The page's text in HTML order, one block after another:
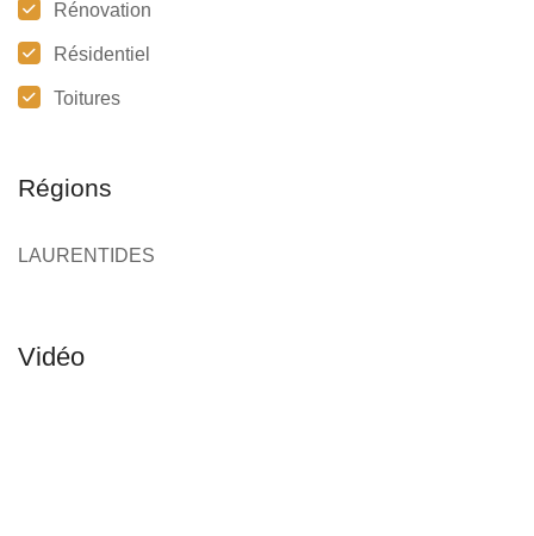
Rénovation
Résidentiel
Toitures
Régions
LAURENTIDES